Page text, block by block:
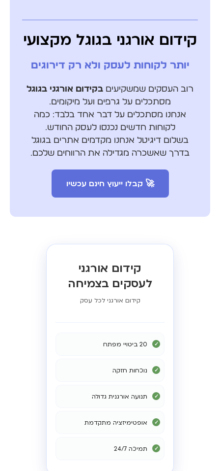
קידום אורגני בגוגל מקצועי
יותר לקוחות לעסק ולא רק דירוגים
רוב העסקים שמשקיעים בקידום אורגני בגוגל
מסתכלים על גרפים ועל מיקומים.
אנחנו מסתכלים על דבר אחד בלבד: כמה
לקוחות חדשים נכנסו לעסק החודש.
בשלום דיגיטל אנחנו מקדמים אתרים בגוגל
בדרך שאשכרה מגדילה את הרווחים שלכם.
🚀 קבלו ייעוץ חינם עכשיו
קידום אורגני
לעסקים בצמיחה
קידום אורגני לכל עסק
20 ביטויי מפתח
נוכחות חזקה
תנועה אורגנית גדולה
אופטימיזציה מתקדמת
תמיכה 24/7